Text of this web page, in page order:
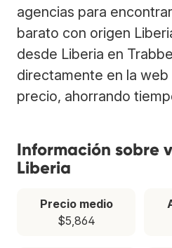
agencias para
barato con origen
desde Liberia en
directamente en la
precio, ahorrando
Información sobre
Liberia
Precio medio
$5,864